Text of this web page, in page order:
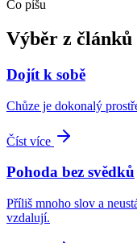
Co píšu
Výběr z článků
Dojít k sobě
Chůze je dokonalý
Číst více
Pohoda bez svědků
Příliš mnoho slov a
vzdalují.